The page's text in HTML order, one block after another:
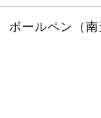
ボールペン（南